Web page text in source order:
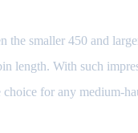
smaller 450 and
length. With such
for any medium-